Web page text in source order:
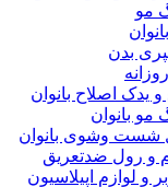
مو
بدن
و یدک اصلاح بانوان
مو بانوان
شست وشوی بانوان
و رول ضدتعریق
و لوازم اپیلاسیون